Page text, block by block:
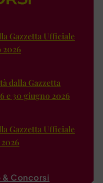
Gazzetta Ufficiale
2026
dalla Gazzetta
e 30 giugno 2026
Gazzetta Ufficiale
& Concorsi